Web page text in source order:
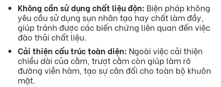
Không cần sử dụng chất liệu độn: Biện pháp không
yêu cầu sử dụng sụn nhân tạo hay chất làm đầy,
giúp tránh được các biến chứng liên quan đến việc
đào thải chất liệu.
Cải thiện cấu trúc toàn diện: Ngoài việc cải thiện
chiều dài của cằm, trượt cằm còn giúp làm rõ
đường viền hàm, tạo sự cân đối cho toàn bộ khuôn
mặt.